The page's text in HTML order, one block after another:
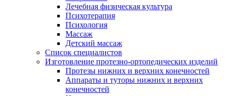
Лечебная физическая культура
Психотерапия
Психология
Массаж
Детский массаж
Список специалистов
Изготовление протезно-ортопедических изделий
Протезы нижних и верхних конечностей
Аппараты и туторы нижних и верхних
конечностей